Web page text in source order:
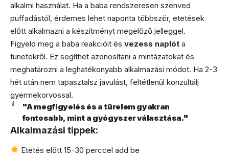
alkalmi használat. Ha a baba rendszeresen szenved
puffadástól, érdemes lehet naponta többször, etetések
előtt alkalmazni a készítményt megelőző jelleggel.
Figyeld meg a baba reakcióit és vezess naplót a
tünetekről. Ez segíthet azonosítani a mintázatokat és
meghatározni a leghatékonyabb alkalmazási módot. Ha 2-3
hét után nem tapasztalsz javulást, feltétlenül konzultálj
gyermekorvossal.
"A megfigyelés és a türelem gyakran
fontosabb, mint a gyógyszer választása."
Alkalmazási tippek:
Etetés előtt 15-30 perccel add be